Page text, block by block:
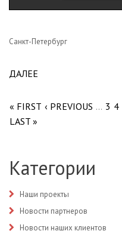
Санкт-Петербург
ДАЛЕЕ
« FIRST ‹ PREVIOUS … 3 4
LAST »
Категории
Наши проекты
Новости партнеров
Новости наших клиентов